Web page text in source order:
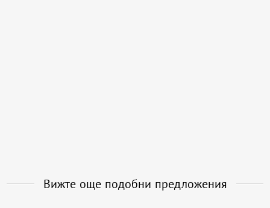
Вижте още подобни предложения